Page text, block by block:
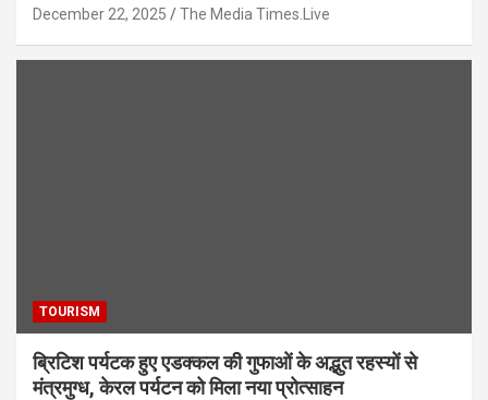
December 22, 2025 The Media Times.Live
TOURISM
ब्रिटिश पर्यटक हुए एडक्कल की गुफाओं के अद्भुत रहस्यों से
मंत्रमुग्ध, केरल पर्यटन को मिला नया प्रोत्साहन